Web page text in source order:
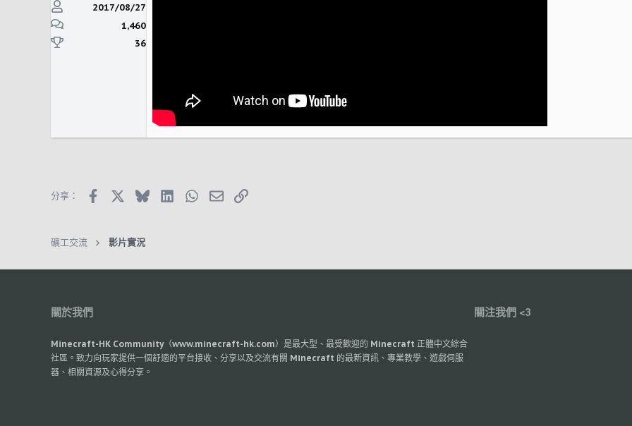
2017/08/27
1,460
36
分享： FacebookX (Twitter)
BlueskyLinkedInWhatsApp
郵件 鏈接
礦工交流 影片實況
關於我們
Minecraft-HK Community（www.minecraft-hk.com）是最大型、最受歡迎的 Minecraft 正體中文綜合
社區。致力向玩家提供一個舒適的平台接收、分享以及交流有關 Minecraft 的最新資訊、專業教學、遊戲伺服
器、相關資源及心得分享。
關注我們 <3